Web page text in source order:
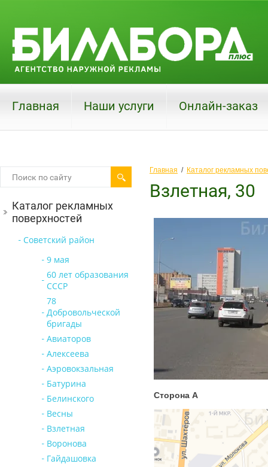
Главная Наши услуги Онлайн-заказ
Каталог рекламных
поверхностей
Советский район
9 мая
60 лет образования
СССР
78
Добровольческой
бригады
Авиаторов
Алексеева
Аэровокзальная
Батурина
Белинского
Весны
Взлетная
Воронова
Гайдашовка
Главная
  /
Каталог рекламных
Взлетная, 30
Сторона А